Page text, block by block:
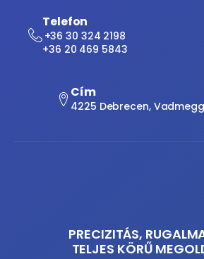
Telefon
+36 30 324 2198
+36 20 469 5843
Cím
4225 Debrecen,
PRECIZITÁS,
TELJES KÖRŰ